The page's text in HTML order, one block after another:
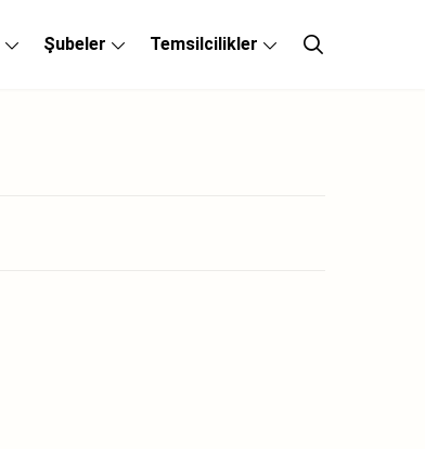
Şubeler Temsilcilikler